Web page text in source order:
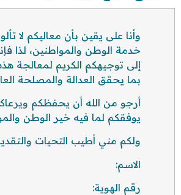
وأنا على يقين بأن معاليكم لا
خدمة الوطن والمواطنين، لذا
إلى توجيهكم الكريم لمعالجة
بما يحقق العدالة والمصلحة
أرجو من الله أن يحفظكم
يوفقكم لما فيه خير الوطن
ولكم مني أطيب التحيات
الاسم:
رقم الهوية: